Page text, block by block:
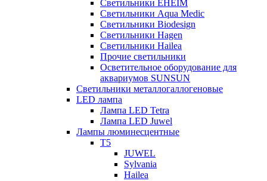
Светильники EHEIM
Светильники Aqua Medic
Светильники Biodesign
Светильники Hagen
Светильники Hailea
Прочие светильники
Осветительное оборудование для
аквариумов SUNSUN
Светильники металлогаллогеновые
LED лампа
Лампа LED Tetra
Лампа LED Juwel
Лампы люминесцентные
T5
JUWEL
Sylvania
Hailea